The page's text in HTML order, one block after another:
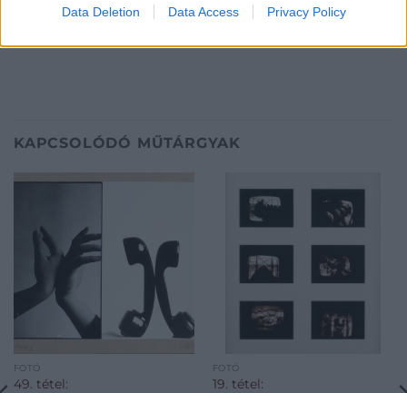
Data Deletion Data Access Privacy Policy
KAPCSOLÓDÓ MŰTÁRGYAK
FOTÓ
49. tétel:
FOTÓ
19. tétel: